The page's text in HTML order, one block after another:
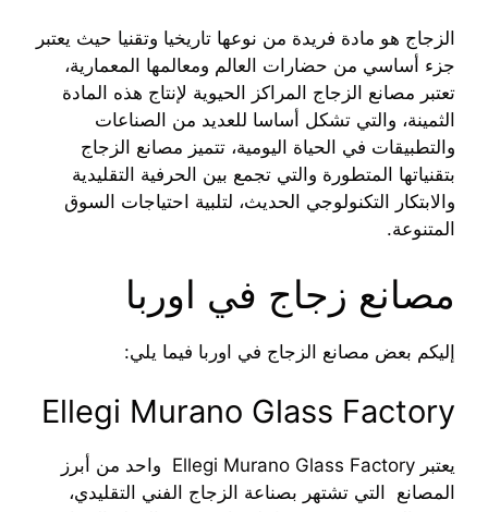
الزجاج هو مادة فريدة من نوعها تاريخيا وتقنيا حيث يعتبر
جزء أساسي من حضارات العالم ومعالمها المعمارية،
تعتبر مصانع الزجاج المراكز الحيوية لإنتاج هذه المادة
الثمينة، والتي تشكل أساسا للعديد من الصناعات
والتطبيقات في الحياة اليومية، تتميز مصانع الزجاج
بتقنياتها المتطورة والتي تجمع بين الحرفية التقليدية
والابتكار التكنولوجي الحديث، لتلبية احتياجات السوق
المتنوعة.
مصانع زجاج في اوربا
إليكم بعض مصانع الزجاج في اوربا فيما يلي:
Ellegi Murano Glass Factory
يعتبر Ellegi Murano Glass Factory واحد من أبرز
المصانع التي تشتهر بصناعة الزجاج الفني التقليدي،